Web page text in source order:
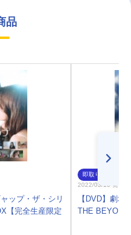
品
ップ・ザ・シリ
【完全生産限定
即取り
2022/03/16 発売
【DVD】劇場
THE